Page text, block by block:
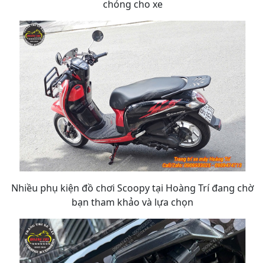
chóng cho xe
Nhiều phụ kiện đồ chơi Scoopy tại Hoàng Trí đang chờ
bạn tham khảo và lựa chọn